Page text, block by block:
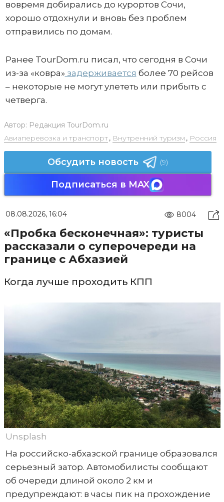
вовремя добирались до курортов Сочи,
хорошо отдохнули и вновь без проблем
отправились по домам.
Ранее TourDom.ru писал, что сегодня в Сочи
из-за «ковра» задерживается более 70 рейсов
– некоторые не могут улететь или прибыть с
четверга.
Автор: Редакция TourDom.ru
Авиаперевозка и транспорт, Внутренний туризм , Россия
Обсудить новость (9)
Подписаться в MAX
08.08.2026, 16:04 8004
«Пробка бесконечная»: туристы
рассказали о суперочереди на
границе с Абхазией
Когда лучше проходить КПП
Unsplash
На российско-абхазской границе образовался
серьезный затор. Автомобилисты сообщают
об очереди длиной около 2 км и
предупреждают: в часы пик на прохождение